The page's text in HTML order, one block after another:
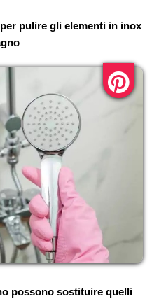
pulire gli elementi in inox
possono sostituire quelli